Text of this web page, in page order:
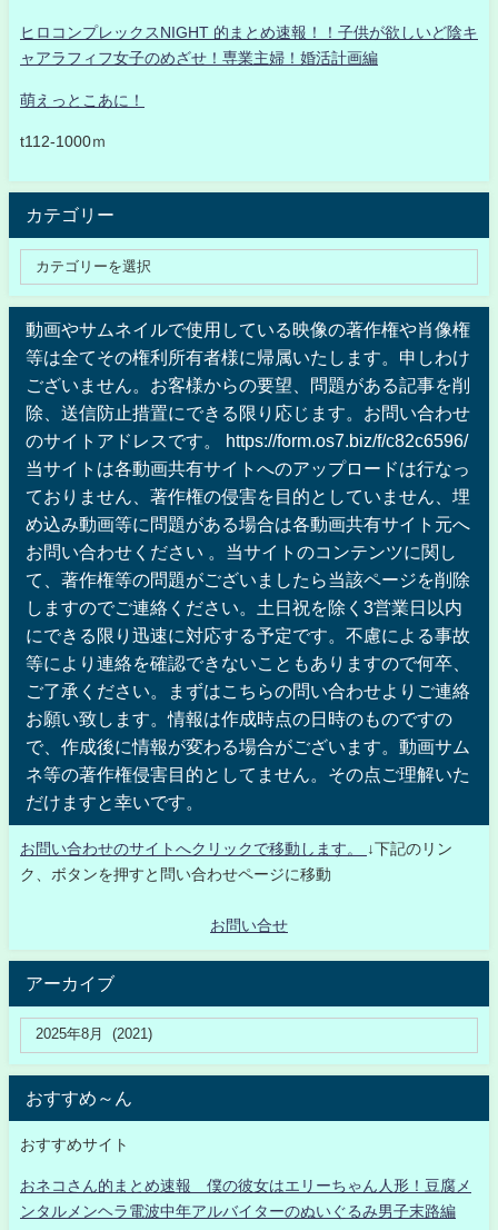
ヒロコンプレックスNIGHT 的まとめ速報！！子供が欲しいど陰キ
ャアラフィフ女子のめざせ！専業主婦！婚活計画編
萌えっとこあに！
t112-1000ｍ
カテゴリー
動画やサムネイルで使用している映像の著作権や肖像権
等は全てその権利所有者様に帰属いたします。申しわけ
ございません。お客様からの要望、問題がある記事を削
除、送信防止措置にできる限り応じます。お問い合わせ
のサイトアドレスです。 https://form.os7.biz/f/c82c6596/
当サイトは各動画共有サイトへのアップロードは行なっ
ておりません、著作権の侵害を目的としていません、埋
め込み動画等に問題がある場合は各動画共有サイト元へ
お問い合わせください 。当サイトのコンテンツに関し
て、著作権等の問題がございましたら当該ページを削除
しますのでご連絡ください。土日祝を除く3営業日以内
にできる限り迅速に対応する予定です。不慮による事故
等により連絡を確認できないこともありますので何卒、
ご了承ください。まずはこちらの問い合わせよりご連絡
お願い致します。情報は作成時点の日時のものですの
で、作成後に情報が変わる場合がございます。動画サム
ネ等の著作権侵害目的としてません。その点ご理解いた
だけますと幸いです。
お問い合わせのサイトへクリックで移動します。
↓下記のリン
ク、ボタンを押すと問い合わせページに移動
お問い合せ
アーカイブ
おすすめ～ん
おすすめサイト
おネコさん的まとめ速報 僕の彼女はエリーちゃん人形！豆腐メ
ンタルメンヘラ電波中年アルバイターのぬいぐるみ男子末路編